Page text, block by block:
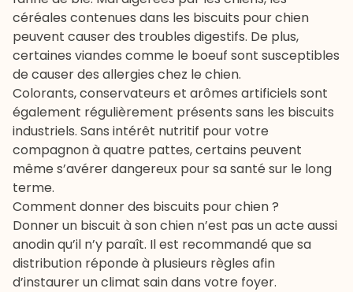
céréales contenues dans les biscuits pour chien
peuvent causer des troubles digestifs. De plus,
certaines viandes comme le boeuf sont susceptibles
de causer des allergies chez le chien.
Colorants, conservateurs et arômes artificiels sont
également régulièrement présents sans les biscuits
industriels. Sans intérêt nutritif pour votre
compagnon à quatre pattes, certains peuvent
même s’avérer dangereux pour sa santé sur le long
terme.
Comment donner des biscuits pour chien ?
Donner un biscuit à son chien n’est pas un acte aussi
anodin qu’il n’y paraît. Il est recommandé que sa
distribution réponde à plusieurs règles afin
d’instaurer un climat sain dans votre foyer.